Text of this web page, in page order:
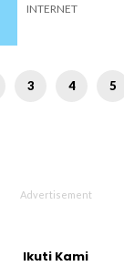
INTERNET
3 4 5
Ikuti Kami